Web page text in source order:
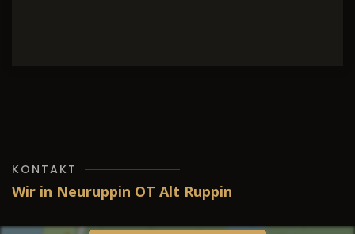
KONTAKT
Wir in Neuruppin OT Alt Ruppin